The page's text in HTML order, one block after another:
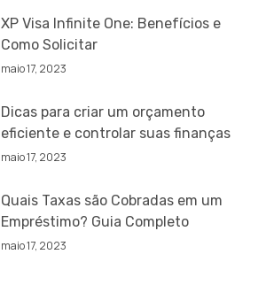
XP Visa Infinite One: Benefícios e
Como Solicitar
maio 17, 2023
Dicas para criar um orçamento
eficiente e controlar suas finanças
maio 17, 2023
Quais Taxas são Cobradas em um
Empréstimo? Guia Completo
maio 17, 2023